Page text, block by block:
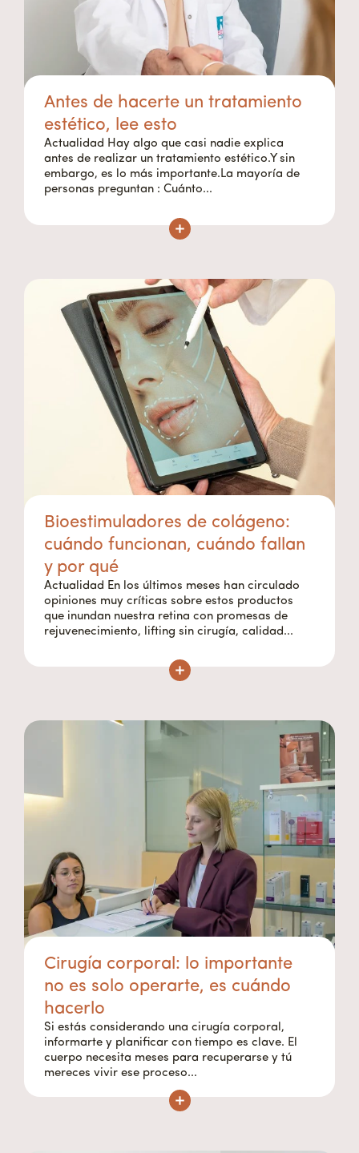
Antes de hacerte un tratamiento
estético, lee esto
Actualidad Hay algo que casi nadie explica
antes de realizar un tratamiento estético.Y sin
embargo, es lo más importante.La mayoría de
personas preguntan : Cuánto...
Bioestimuladores de colágeno:
cuándo funcionan, cuándo fallan
y por qué
Actualidad En los últimos meses han circulado
opiniones muy críticas sobre estos productos
que inundan nuestra retina con promesas de
rejuvenecimiento, lifting sin cirugía, calidad...
Cirugía corporal: lo importante
no es solo operarte, es cuándo
hacerlo
Si estás considerando una cirugía corporal,
informarte y planificar con tiempo es clave. El
cuerpo necesita meses para recuperarse y tú
mereces vivir ese proceso...